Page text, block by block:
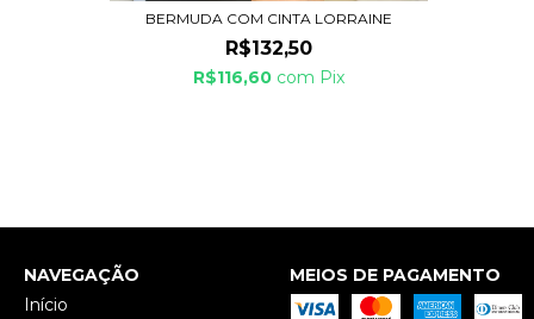
BERMUDA COM CINTA LORRAINE
R$132,50
R$116,60 com Pix
NAVEGAÇÃO
Início
MEIOS DE PAGAMENTO